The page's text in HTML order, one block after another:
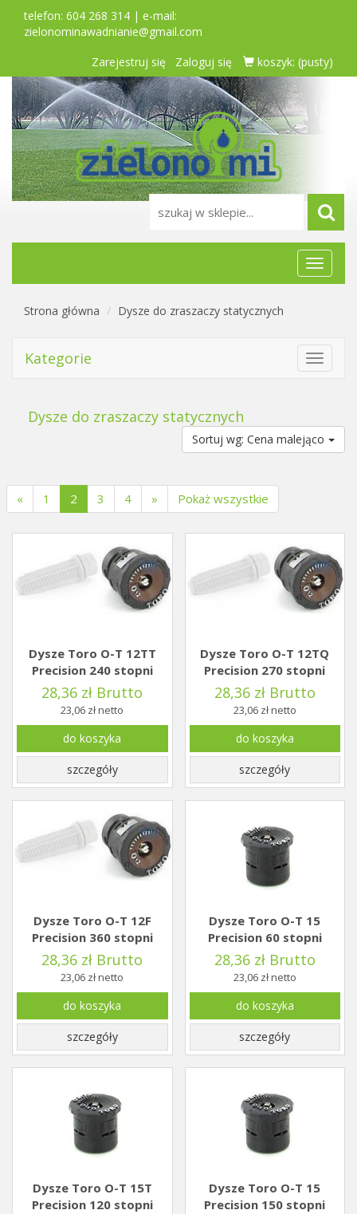
telefon: 604 268 314 | e-mail:
zielonominawadnianie@gmail.com
Zarejestruj się
Zaloguj się koszyk: (pusty)
Menu
główne
Strona główna Dysze do zraszaczy statycznych
Kategorie
Toggle
Dysze do zraszaczy statycznych
Sortuj wg: Cena malejąco
« 1 2(current)
3 4 » Pokaż wszystkie
Dysze Toro O-T 12TT
Precision 240 stopni
28,36 zł Brutto
23,06 zł netto
do koszyka
szczegóły
Dysze Toro O-T 12TQ
Precision 270 stopni
28,36 zł Brutto
23,06 zł netto
do koszyka
szczegóły
Dysze Toro O-T 12F
Precision 360 stopni
28,36 zł Brutto
23,06 zł netto
do koszyka
szczegóły
Dysze Toro O-T 15
Precision 60 stopni
28,36 zł Brutto
23,06 zł netto
do koszyka
szczegóły
Dysze Toro O-T 15T
Precision 120 stopni
Dysze Toro O-T 15
Precision 150 stopni